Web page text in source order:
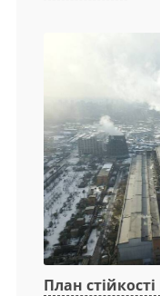
План